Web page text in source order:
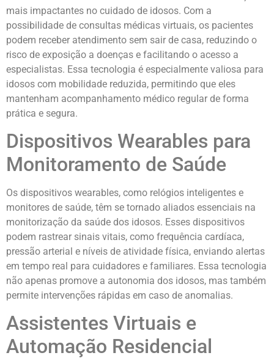
mais impactantes no cuidado de idosos. Com a
possibilidade de consultas médicas virtuais, os pacientes
podem receber atendimento sem sair de casa, reduzindo o
risco de exposição a doenças e facilitando o acesso a
especialistas. Essa tecnologia é especialmente valiosa para
idosos com mobilidade reduzida, permitindo que eles
mantenham acompanhamento médico regular de forma
prática e segura.
Dispositivos Wearables para
Monitoramento de Saúde
Os dispositivos wearables, como relógios inteligentes e
monitores de saúde, têm se tornado aliados essenciais na
monitorização da saúde dos idosos. Esses dispositivos
podem rastrear sinais vitais, como frequência cardíaca,
pressão arterial e níveis de atividade física, enviando alertas
em tempo real para cuidadores e familiares. Essa tecnologia
não apenas promove a autonomia dos idosos, mas também
permite intervenções rápidas em caso de anomalias.
Assistentes Virtuais e
Automação Residencial